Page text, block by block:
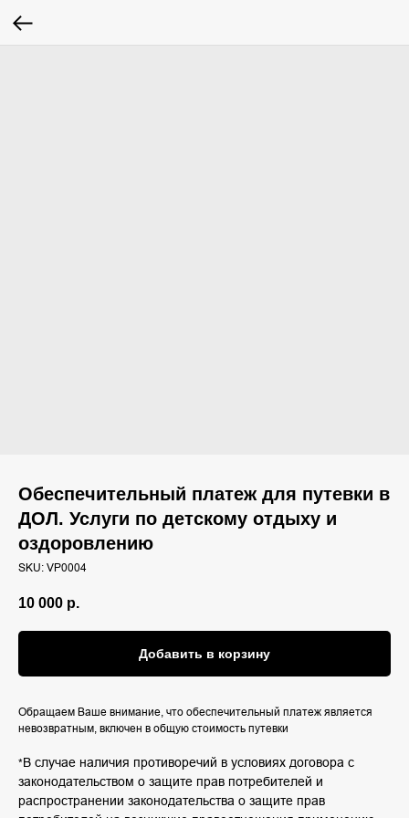
Обеспечительный платеж для путевки в
ДОЛ. Услуги по детскому отдыху и
оздоровлению
SKU: VP0004
10 000 р.
Добавить в корзину
Обращаем Ваше внимание, что обеспечительный платеж является
невозвратным, включен в общую стоимость путевки
*В случае наличия противоречий в условиях договора с
законодательством о защите прав потребителей и
распространении законодательства о защите прав